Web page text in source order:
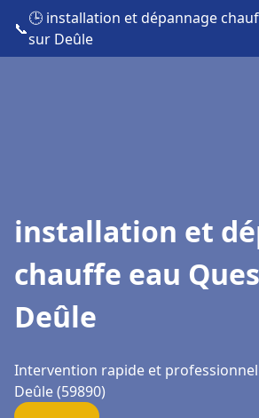
📞
🕒 installation et dépannage
sur Deûle
installation et
chauffe eau
Deûle
Intervention rapide et
Deûle (59890)